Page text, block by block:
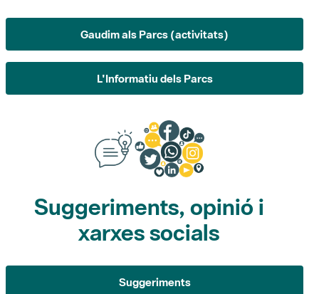
Gaudim als Parcs (activitats)
L'Informatiu dels Parcs
Suggeriments, opinió i
xarxes socials
Suggeriments